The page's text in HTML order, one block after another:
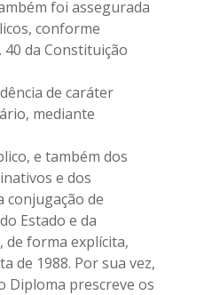
foi assegurada
conforme
da Constituição
de caráter
mediante
e também dos
e dos
conjugação de
Estado e da
de forma explícita,
de 1988. Por sua vez,
Diploma prescreve os